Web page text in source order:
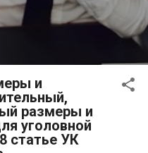
и
размеры и
уголовной
статье УК